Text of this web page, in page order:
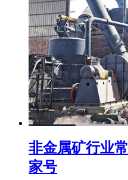
非金属矿行业
家号